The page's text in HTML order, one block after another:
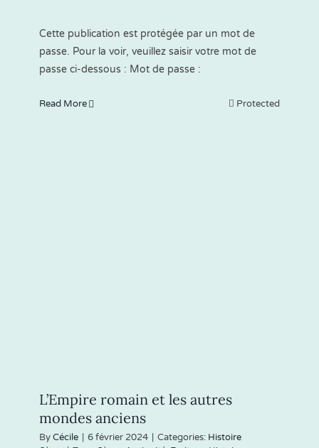
Cette publication est protégée par un mot de
passe. Pour la voir, veuillez saisir votre mot de
passe ci-dessous : Mot de passe :
Read More Protected
L’Empire romain et les autres
mondes anciens
ByCécile 6 février 2024 Categories: Histoire